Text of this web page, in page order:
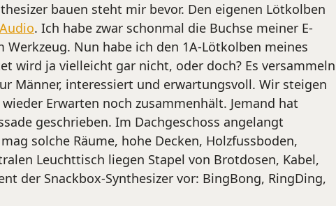
bauen steht mir bevor. Den eigenen Lötkolben
. Ich habe zwar schonmal die Buchse meiner E-
Nun habe ich den 1A-Lötkolben meines
wird ja vielleicht gar nicht, oder doch? Es versammeln
Männer, interessiert und erwartungsvoll. Wir steigen
Erwarten noch zusammenhält. Jemand hat
geschrieben. Im Dachgeschoss angelangt
solche Räume, hohe Decken, Holzfussboden,
Leuchttisch liegen Stapel von Brotdosen, Kabel,
der Snackbox-Synthesizer vor: BingBong, RingDing,